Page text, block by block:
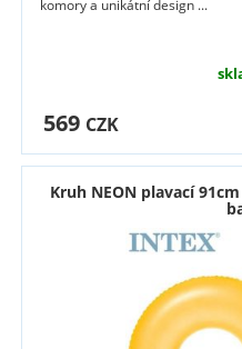
komory a unikátní design ...
569 CZK
Kruh NEON plavací